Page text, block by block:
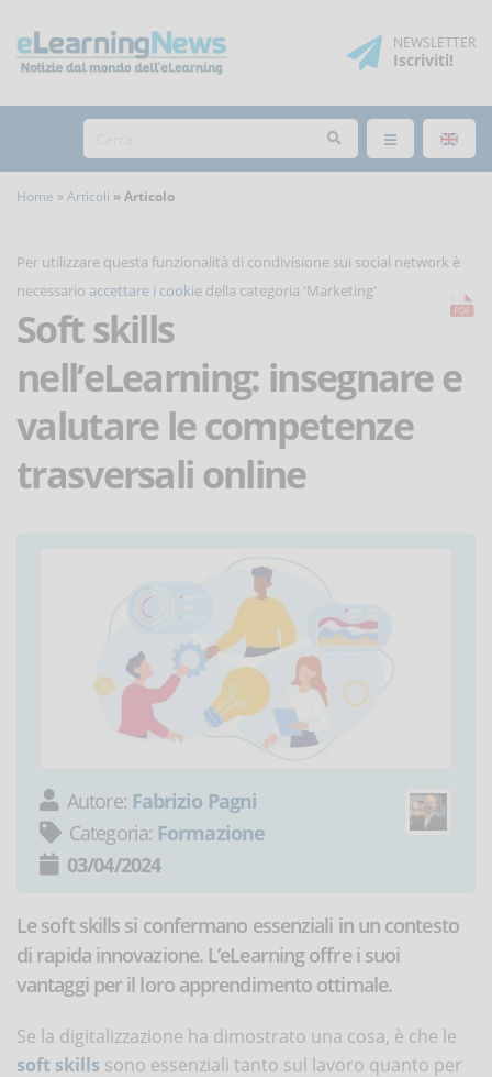
NEWSLETTER
Iscriviti!
Home Articoli Articolo
Per utilizzare questa funzionalità di condivisione sui social network è
necessario accettare i cookie della categoria 'Marketing'
Soft skills
nell’eLearning: insegnare e
valutare le competenze
trasversali online
Autore: Fabrizio Pagni
Categoria: Formazione
03/04/2024
Le soft skills si confermano essenziali in un contesto
di rapida innovazione. L’eLearning offre i suoi
vantaggi per il loro apprendimento ottimale.
Se la digitalizzazione ha dimostrato una cosa, è che le
soft skills sono essenziali tanto sul lavoro quanto per